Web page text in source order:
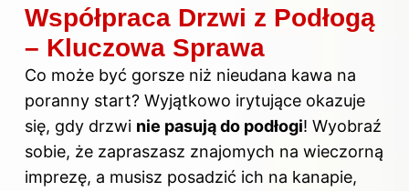
Współpraca Drzwi z Podłogą
– Kluczowa Sprawa
Co może być gorsze niż nieudana kawa na
poranny start? Wyjątkowo irytujące okazuje
się, gdy drzwi nie pasują do podłogi! Wyobraź
sobie, że zapraszasz znajomych na wieczorną
imprezę, a musisz posadzić ich na kanapie,